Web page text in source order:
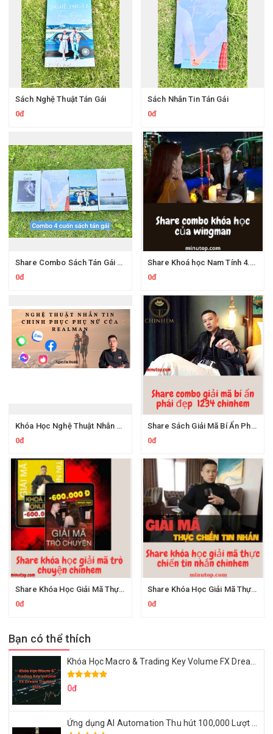
Sách Nghệ Thuật Tán Gái
0đ
Sách Nhắn Tin Tán Gái
0đ
Share Combo Sách Tán Gái Đỉnh Cao
0đ
Share Khoá học Nam Tính 4.0 Cùng Wingman
0đ
Khóa Học Nghệ Thuật Nhắn Tin Chinh Phục Phụ Nữ Của Realman
0đ
Share Sách Giải Mã Bí Ẩn Phái Đẹp Của Lai H
0đ
Share Khóa Học Giải Mã Thực Chiến Trò Chuyện Của Chinhem
0đ
Share Khóa Học Giải Mã Thực Chiến Tin Nhắn Của Lai H
0đ
Bạn có thể thích
0đ